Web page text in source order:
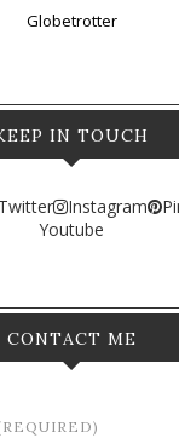
Globetrotter
IN TOUCH
Twitter Instagram
Youtube
CONTACT ME